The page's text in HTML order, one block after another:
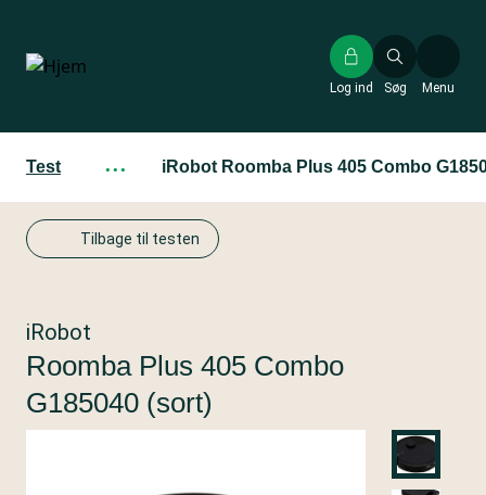
hovedindhold
Søg
Log ind Menu
Test ··· iRobot Roomba Plus 405 Combo
Tilbage til testen
iRobot
Roomba Plus 405 Combo
G185040 (sort)